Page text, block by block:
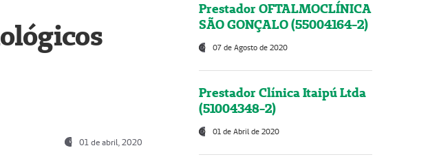
01 de abril, 2020
Prestador OFTALMOCLÍNICA
SÃO GONÇALO (55004164-2)
07 de Agosto de 2020
Prestador Clínica Itaipú Ltda
(51004348-2)
01 de Abril de 2020